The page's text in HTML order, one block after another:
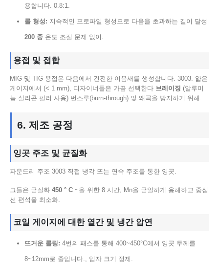
용합니다. 0.8:1.
롤 형성: 지속적인 프로파일 형성으로 다음을 초과하는 길이 달성
200 중온도 조절 문제 없이.
용접 및 접합
MIG 및 TIG 용접은 다음에서 건전한 이음새를 생성합니다. 3003. 얇은
게이지에서 (< 1 mm), 디자이너들은 가끔 선택한다 브레이징 (알루미
늄 실리콘 필러 사용) 번스루(burn-through) 및 왜곡을 방지하기 위해.
6. 제조 공정
잉곳 주조 및 균질화
파운드리 주조 3003 직접 냉각 또는 연속 주조를 통한 잉곳.
그들은 균질화 450 ° C ~을 위한 8 시간, Mn을 균일하게 용해하고 중심
선 편석을 최소화.
코일 게이지에 대한 열간 및 냉간 압연
뜨거운 롤링: 4번의 패스를 통해 400~450°C에서 잉곳 두께를
8~12mm로 줄입니다., 입자 크기 정제.